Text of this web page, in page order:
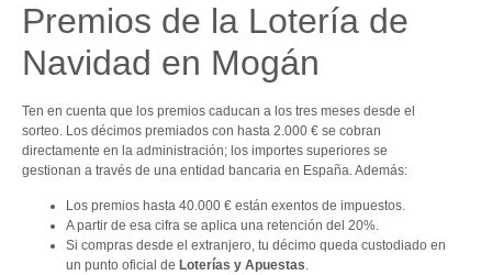
Premios de la Lotería de
Navidad en Mogán
Ten en cuenta que los premios caducan a los tres meses desde el
sorteo. Los décimos premiados con hasta 2.000 € se cobran
directamente en la administración; los importes superiores se
gestionan a través de una entidad bancaria en España. Además:
Los premios hasta 40.000 € están exentos de impuestos.
A partir de esa cifra se aplica una retención del 20%.
Si compras desde el extranjero, tu décimo queda custodiado en
un punto oficial de Loterías y Apuestas.